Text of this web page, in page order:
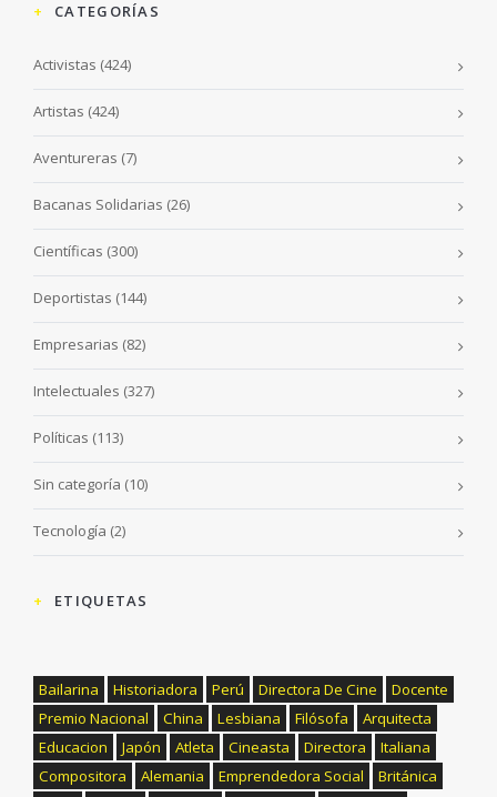
CATEGORÍAS
Activistas (424)
Artistas (424)
Aventureras (7)
Bacanas Solidarias (26)
Científicas (300)
Deportistas (144)
Empresarias (82)
Intelectuales (327)
Políticas (113)
Sin categoría (10)
Tecnología (2)
ETIQUETAS
Bailarina Historiadora Perú Directora De Cine
Docente
Premio Nacional
China Lesbiana Filósofa
Arquitecta
Educacion
Japón Atleta Cineasta Directora
Italiana
Compositora
Alemania Emprendedora Social
Británica